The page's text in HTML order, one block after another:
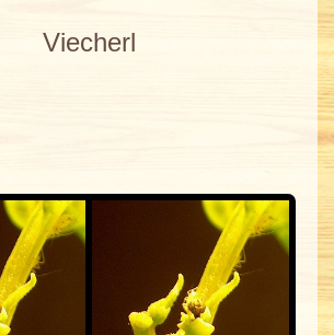
Viecherl